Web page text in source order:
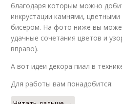
благодаря которым можно
инкрустации камнями,
бисером. На фото ниже вы
удачные сочетания цветов и
вправо).
А вот идеи декора пиал в
Для работы вам понадобится: